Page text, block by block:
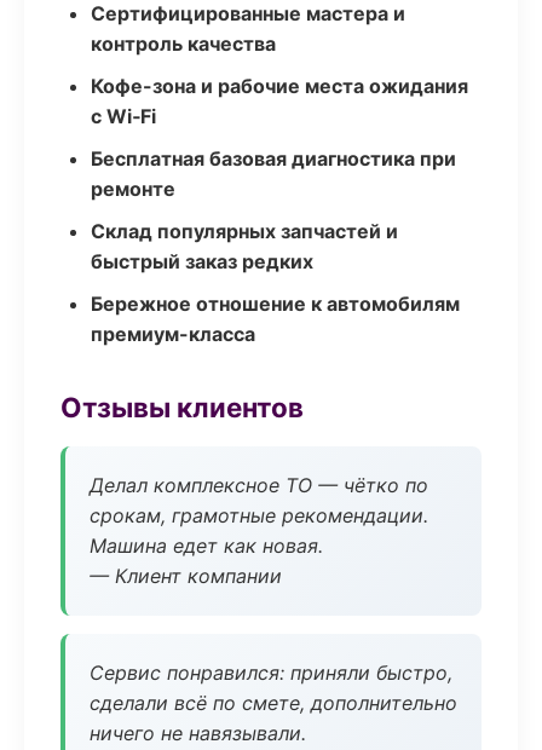
Сертифицированные мастера и
контроль качества
Кофе-зона и рабочие места ожидания
с Wi‑Fi
Бесплатная базовая диагностика при
ремонте
Склад популярных запчастей и
быстрый заказ редких
Бережное отношение к автомобилям
премиум-класса
Отзывы клиентов
Делал комплексное ТО — чётко по
срокам, грамотные рекомендации.
Машина едет как новая.
— Клиент компании
Сервис понравился: приняли быстро,
сделали всё по смете, дополнительно
ничего не навязывали.